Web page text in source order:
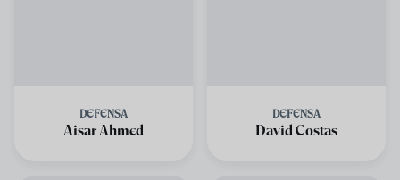
DEFENSA
Aisar Ahmed
DEFENSA
David Costas